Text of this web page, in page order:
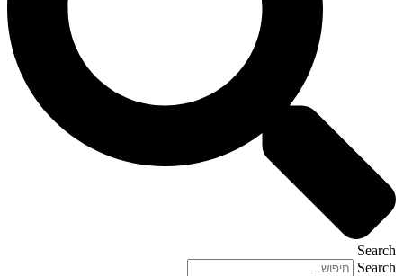
Search
Search